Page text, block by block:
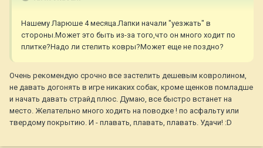
Нашему Ларюше 4 месяца.Лапки начали "уезжать" в
стороны.Может это быть из-за того,что он много ходит по
плитке?Надо ли стелить ковры?Может еще не поздно?
Очень рекомендую срочно все застелить дешевым ковролином,
не давать догонять в игре никаких собак, кроме щенков помладше
и начать давать страйд плюс. Думаю, все быстро встанет на
место. Желательно много ходить на поводке ! по асфальту или
твердому покрытию. И - плавать, плавать, плавать. Удачи! :D